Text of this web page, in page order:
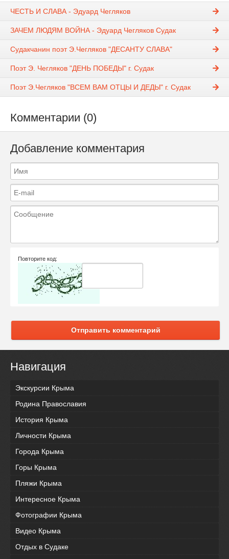
ЧЕСТЬ И СЛАВА - Эдуард Чегляков
ЗАЧЕМ ЛЮДЯМ ВОЙНА - Эдуард Чегляков Судак
Судакчанин поэт Э.Чегляков "ДЕСАНТУ СЛАВА"
Поэт Э. Чегляков "ДЕНЬ ПОБЕДЫ" г. Судак
Поэт Э.Чегляков "ВСЕМ ВАМ ОТЦЫ И ДЕДЫ" г. Судак
Комментарии (0)
Добавление комментария
Повторите код:
Отправить комментарий
Навигация
Экскурсии Крыма
Родина Православия
История Крыма
Личности Крыма
Города Крыма
Горы Крыма
Пляжи Крыма
Интересное Крыма
Фотографии Крыма
Видео Крыма
Отдых в Судаке